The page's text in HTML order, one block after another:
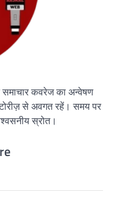
समाचार कवरेज का अन्वेषण
से अवगत रहें। समय पर
स्रोत।